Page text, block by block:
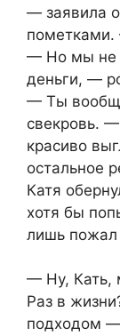
— заявила
пометками.
— Но мы не
деньги, —
— Ты
свекровь.
красиво
остальное
Катя
хотя бы
лишь пожал
— Ну, Кать,
Раз в
подходом —